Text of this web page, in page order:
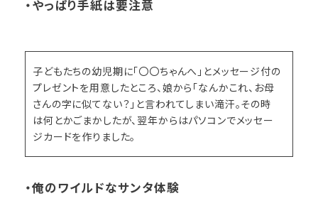
・やっぱり手紙は要注意
子どもたちの幼児期に「〇〇ちゃんへ」とメッセージ付の
プレゼントを用意したところ、娘から「なんかこれ、お母
さんの字に似てない？」と言われてしまい滝汗。その時
は何とかごまかしたが、翌年からはパソコンでメッセー
ジカードを作りました。
・俺のワイルドなサンタ体験